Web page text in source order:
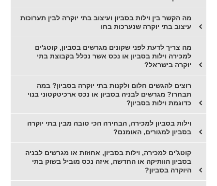
מה הקשר בין וילות בסביון ועיצוב בתי יוקרה לבין תערוכות
עיצוב בתי יוקרה שנערכות בחו
מה צריך לדעת לפני שקונים מגרשים בסביון, קוטג'ים
למכירה וילות בסביון או נכס אשר נכלל בקבוצת בתי
יוקרה בישראל?
רוצים להגשים חלום ולקנות בתי יוקרה בסביון? במה
תבחרו? מגרשים לבניה בסביון או נכס ארכיטקטוני בנוי
כדוגמת וילות בסביון?
וילות בסביון למכירה, הבחירה הכי טובה מבין בתי יוקרה
בסביון למגורים, האומנם?
קוטג'ים למכירה, וילות בסביון, אחוזות או מגרשים לבניה
בסביון הוותיקה או החדשה, איזה נכס מוביל בשוק בתי
היוקרה בסביון?